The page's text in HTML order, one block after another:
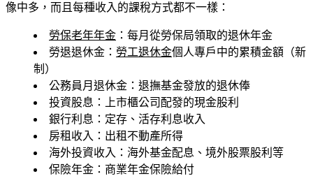
像中多，而且每種收入的課稅方式都不一樣：
勞保老年年金 ：每月從勞保局領取的退休年金
勞退退休金 ： 勞工退休金個人專戶中的累積金額（新
制）
公務員月退休金 ：退撫基金發放的退休俸
投資股息 ：上市櫃公司配發的現金股利
銀行利息 ：定存、活存利息收入
房租收入 ：出租不動產所得
海外投資收入 ：海外基金配息、境外股票股利等
保險年金 ：商業年金保險給付